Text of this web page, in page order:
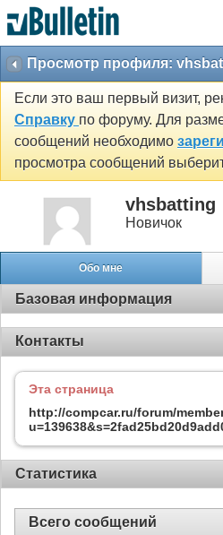
Просмотр профиля:
Если это ваш первый визит,
Справку по форуму. Для
сообщений необходимо
просмотра сообщений
vhsbatting
Новичок
Обо мне
Базовая информация
Контакты
Эта страница
http://compcar.ru/forum/
Статистика
Всего сообщений